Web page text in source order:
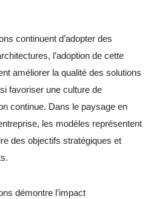
continuent d’adopter des
l’adoption de cette
améliorer la qualité des solutions
favoriser une culture de
continue. Dans le paysage en
les modèles représentent
des objectifs stratégiques et
démontre l’impact